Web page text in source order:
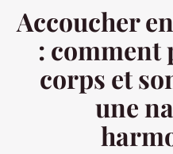
Accoucher
: comment
corps et
une